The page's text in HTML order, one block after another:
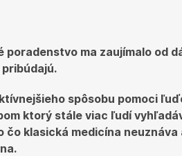
ma zaujímalo od
spôsobu pomoci
ktorý stále viac ľudí
klasická medicína neuznáva